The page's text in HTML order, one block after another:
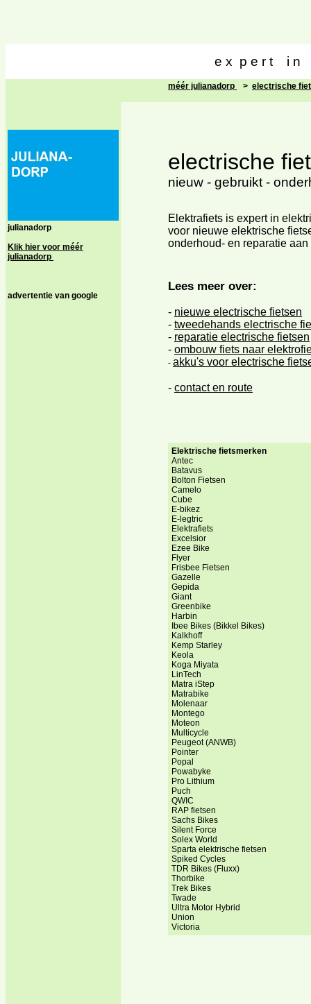
e x p e r t i n
julianadorp
Klik hier voor méér
julianadorp
advertentie van google
méér julianadorp > electrische
electrische
nieuw - gebruikt -
Elektrafiets is expert in
voor nieuwe elektrische
onderhoud- en reparatie
Lees meer over:
- nieuwe electrische fietsen
- tweedehands electrische
- reparatie electrische fietsen
- ombouw fiets naar
- akku's voor electrische
- contact en route
Elektrische fietsmerken
Antec
Batavus
Bolton Fietsen
Camelo
Cube
E-bikez
E-legtric
Elektrafiets
Excelsior
Ezee Bike
Flyer
Frisbee Fietsen
Gazelle
Gepida
Giant
Greenbike
Harbin
Ibee Bikes (Bikkel Bikes)
Kalkhoff
Kemp Starley
Keola
Koga Miyata
LinTech
Matra iStep
Matrabike
Molenaar
Montego
Moteon
Multicycle
Peugeot (ANWB)
Pointer
Popal
Powabyke
Pro Lithium
Puch
QWIC
RAP fietsen
Sachs Bikes
Silent Force
Solex World
Sparta elektrische fietsen
Spiked Cycles
TDR Bikes (Fluxx)
Thorbike
Trek Bikes
Twade
Ultra Motor Hybrid
Union
Victoria